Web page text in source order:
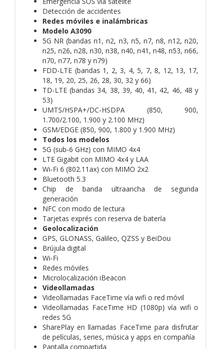
Detección de accidentes
Redes móviles e inalámbricas
Modelo A3090
5G NR (bandas n1, n2, n3, n5, n7, n8, n12, n20,
n25, n26, n28, n30, n38, n40, n41, n48, n53, n66,
n70, n77, n78 y n79)
FDD-LTE (bandas 1, 2, 3, 4, 5, 7, 8, 12, 13, 17,
18, 19, 20, 25, 26, 28, 30, 32 y 66)
TD-LTE (bandas 34, 38, 39, 40, 41, 42, 46, 48 y
53)
UMTS/HSPA+/DC‑HSDPA (850, 900,
1.700/2.100, 1.900 y 2.100 MHz)
GSM/EDGE (850, 900, 1.800 y 1.900 MHz)
Todos los modelos
5G (sub‑6 GHz) con MIMO 4x4
LTE Gigabit con MIMO 4x4 y LAA
Wi‑Fi 6 (802.11ax) con MIMO 2x2
Bluetooth 5.3
Chip de banda ultraancha de segunda
generación
NFC con modo de lectura
Tarjetas exprés con reserva de batería
Geolocalización
GPS, GLONASS, Galileo, QZSS y BeiDou
Brújula digital
Wi‑Fi
Redes móviles
Microlocalización iBeacon
Videollamadas
Videollamadas FaceTime vía wifi o red móvil
Videollamadas FaceTime HD (1080p) vía wifi o
redes 5G
SharePlay en llamadas FaceTime para disfrutar
de películas, series, música y apps en compañía
Pantalla compartida